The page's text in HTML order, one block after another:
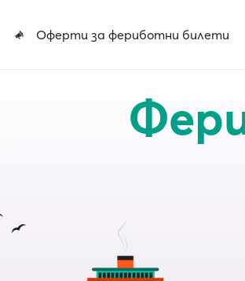
Оферти за фериботни билети